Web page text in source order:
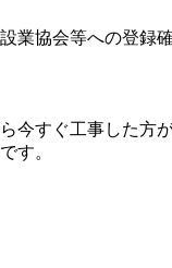
協会等への登録
すぐ工事した
す。